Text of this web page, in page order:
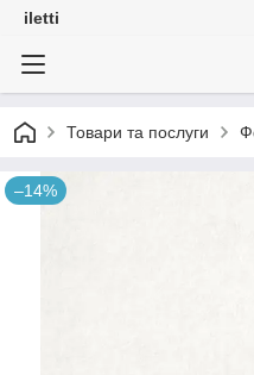
iletti
Товари та послуги
–14%